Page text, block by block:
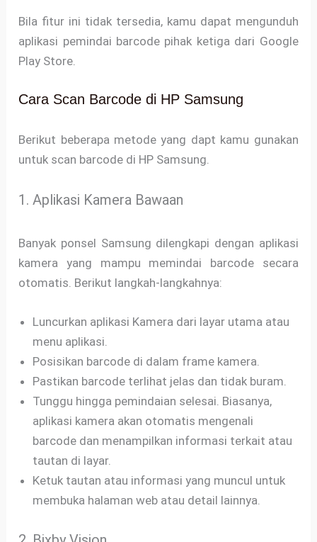
Bila fitur ini tidak tersedia, kamu dapat mengunduh
aplikasi pemindai barcode pihak ketiga dari Google
Play Store.
Cara Scan Barcode di HP Samsung
Berikut beberapa metode yang dapt kamu gunakan
untuk scan barcode di HP Samsung.
1. Aplikasi Kamera Bawaan
Banyak ponsel Samsung dilengkapi dengan aplikasi
kamera yang mampu memindai barcode secara
otomatis. Berikut langkah-langkahnya:
Luncurkan aplikasi Kamera dari layar utama atau
menu aplikasi.
Posisikan barcode di dalam frame kamera.
Pastikan barcode terlihat jelas dan tidak buram.
Tunggu hingga pemindaian selesai. Biasanya,
aplikasi kamera akan otomatis mengenali
barcode dan menampilkan informasi terkait atau
tautan di layar.
Ketuk tautan atau informasi yang muncul untuk
membuka halaman web atau detail lainnya.